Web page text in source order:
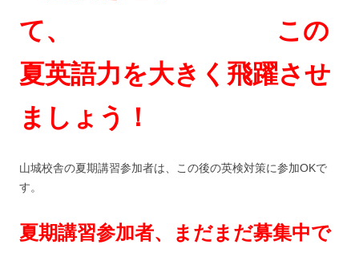
て、 この
夏英語力を大きく飛躍させ
ましょう！
山城校舎の夏期講習参加者は、この後の英検対策に参加OKで
す。
夏期講習参加者、まだまだ募集中で